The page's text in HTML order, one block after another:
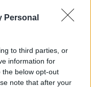
Personal
to third parties, or
information for
the below opt-out
note that after your